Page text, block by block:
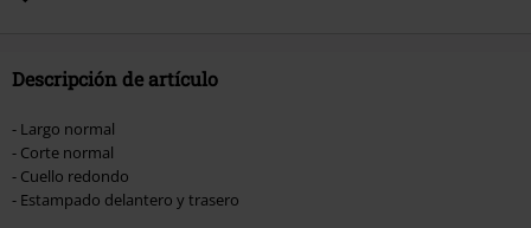
Descripción de artículo
- Largo normal
- Corte normal
- Cuello redondo
- Estampado delantero y trasero